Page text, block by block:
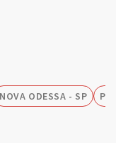
NOVA ODESSA - SP